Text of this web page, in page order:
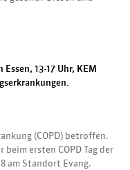
(COPD) betroffen.
beim ersten COPD Tag der
am Standort Evang.